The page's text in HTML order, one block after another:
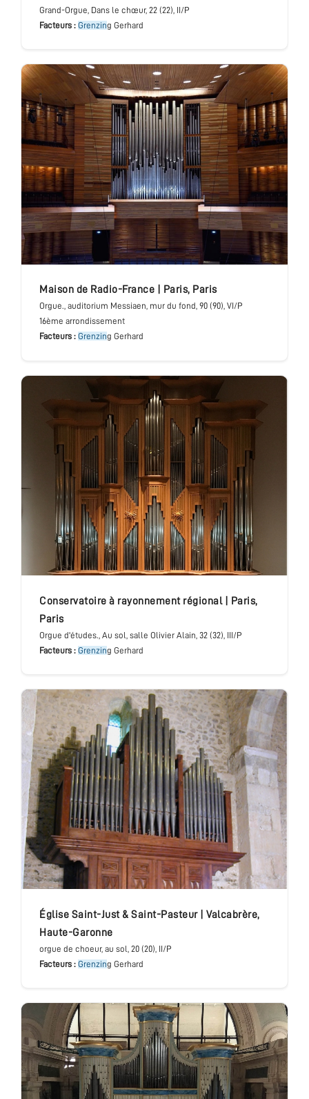
Grand-Orgue, Dans le chœur, 22 (22), II/P
Facteurs : Grenzing Gerhard
Maison de Radio-France Paris, Paris
Orgue., auditorium Messiaen, mur du fond , 90 (90), VI/P
16ème arrondissement
Facteurs : Grenzing Gerhard
conservatoire à rayonnement régional| Paris,
Paris
Orgue d'études. , Au sol, salle Olivier Alain , 32 (32), III/P
Facteurs : Grenzing Gerhard
église Saint-Just & Saint-Pasteur| Valcabrère,
Haute-Garonne
orgue de choeur, au sol , 20 (20), II/P
Facteurs : Grenzing Gerhard